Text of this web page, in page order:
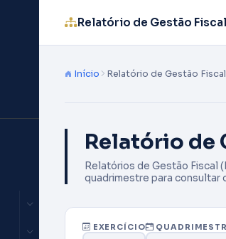
Relatório de Gestão Fiscal
Início Relatório de Gestão Fiscal
Relatório de
Relatórios de Gestão Fiscal
quadrimestre para consultar
EXERCÍCIO